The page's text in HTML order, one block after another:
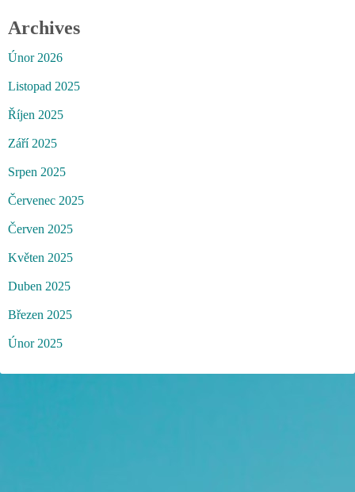
Archives
Únor 2026
Listopad 2025
Říjen 2025
Září 2025
Srpen 2025
Červenec 2025
Červen 2025
Květen 2025
Duben 2025
Březen 2025
Únor 2025